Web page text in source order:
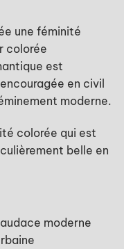
une féminité
colorée
est
en civil
moderne.
colorée qui est
belle en
moderne